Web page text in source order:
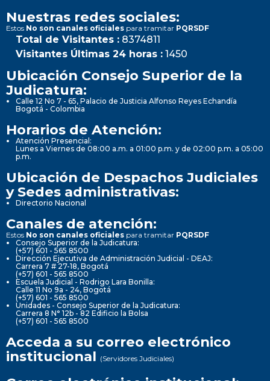
Nuestras redes sociales:
Estos No son canales oficiales para tramitar PQRSDF
Total de Visitantes : 8374811
Visitantes Últimas 24 horas : 1450
Ubicación Consejo Superior de la
Judicatura:
Calle 12 No 7 - 65, Palacio de Justicia Alfonso Reyes Echandía
Bogotá - Colombia
Horarios de Atención:
Atención Presencial:
Lunes a Viernes de 08:00 a.m. a 01:00 p.m. y de 02:00 p.m. a 05:00
p.m.
Ubicación de Despachos Judiciales
y Sedes administrativas:
Directorio Nacional
Canales de atención:
Estos No son canales oficiales para tramitar PQRSDF
Consejo Superior de la Judicatura:
(+57) 601 - 565 8500
Dirección Ejecutiva de Administración Judicial - DEAJ:
Carrera 7 # 27-18, Bogotá
(+57) 601 - 565 8500
Escuela Judicial - Rodrigo Lara Bonilla:
Calle 11 No 9a - 24, Bogotá
(+57) 601 - 565 8500
Unidades - Consejo Superior de la Judicatura:
Carrera 8 N° 12b - 82 Edificio la Bolsa
(+57) 601 - 565 8500
Acceda a su correo electrónico
institucional (Servidores Judiciales)